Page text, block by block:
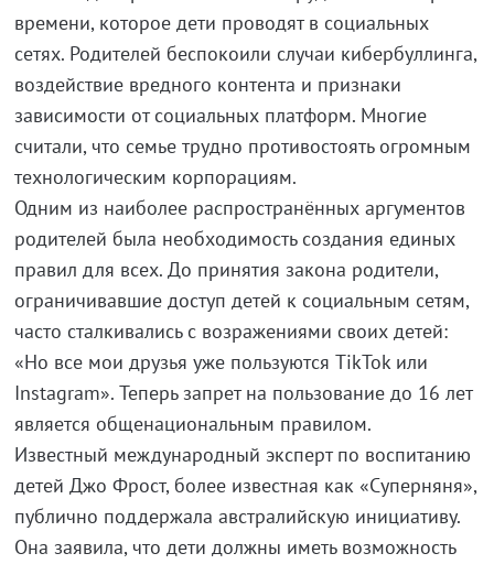
времени, которое дети проводят в социальных
сетях. Родителей беспокоили случаи кибербуллинга,
воздействие вредного контента и признаки
зависимости от социальных платформ. Многие
считали, что семье трудно противостоять огромным
технологическим корпорациям.
Одним из наиболее распространённых аргументов
родителей была необходимость создания единых
правил для всех. До принятия закона родители,
ограничивавшие доступ детей к социальным сетям,
часто сталкивались с возражениями своих детей:
«Но все мои друзья уже пользуются TikTok или
Instagram». Теперь запрет на пользование до 16 лет
является общенациональным правилом.
Известный международный эксперт по воспитанию
детей Джо Фрост, более известная как «Суперняня»,
публично поддержала австралийскую инициативу.
Она заявила, что дети должны иметь возможность